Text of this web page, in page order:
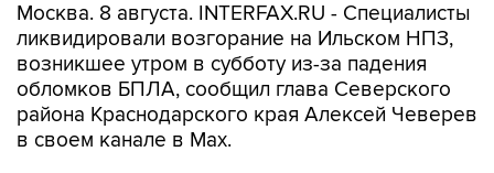
Москва. 8 августа. INTERFAX.RU - Специалисты
ликвидировали возгорание на Ильском НПЗ,
возникшее утром в субботу из-за падения
обломков БПЛА, сообщил глава Северского
района Краснодарского края Алексей Чеверев
в своем канале в Max.